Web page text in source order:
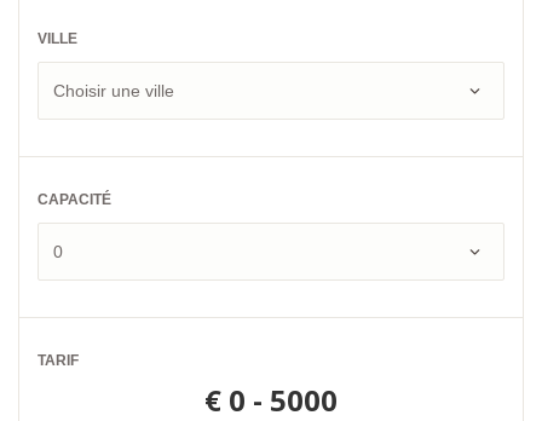
VILLE
CAPACITÉ
TARIF
€ 0 - 5000